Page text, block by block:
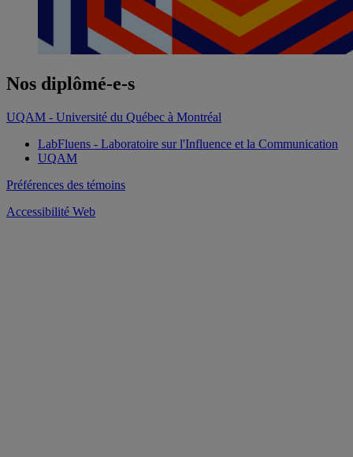
Nos diplômé-e-s
UQAM - Université du Québec à Montréal
LabFluens - Laboratoire sur l'Influence et la Communication
UQAM
Préférences des témoins
Accessibilité Web